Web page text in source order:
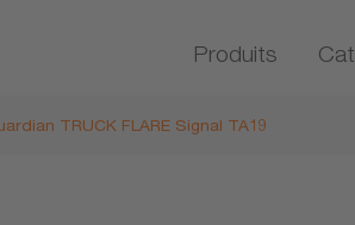
Produits
TRUCK FLARE Signal TA19